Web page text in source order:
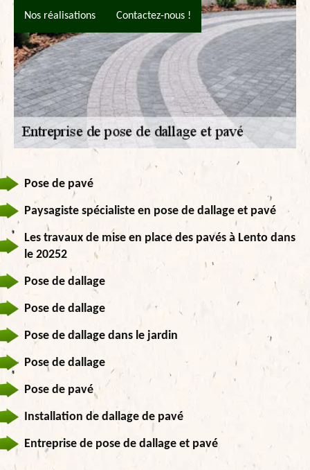
Nos réalisations Contactez-nous !
Pose de pavé
Paysagiste spécialiste en pose de dallage et pavé
Les travaux de mise en place des pavés à Lento dans
le 20252
Pose de dallage
Pose de dallage
Pose de dallage dans le jardin
Pose de dallage
Pose de pavé
Installation de dallage de pavé
Entreprise de pose de dallage et pavé